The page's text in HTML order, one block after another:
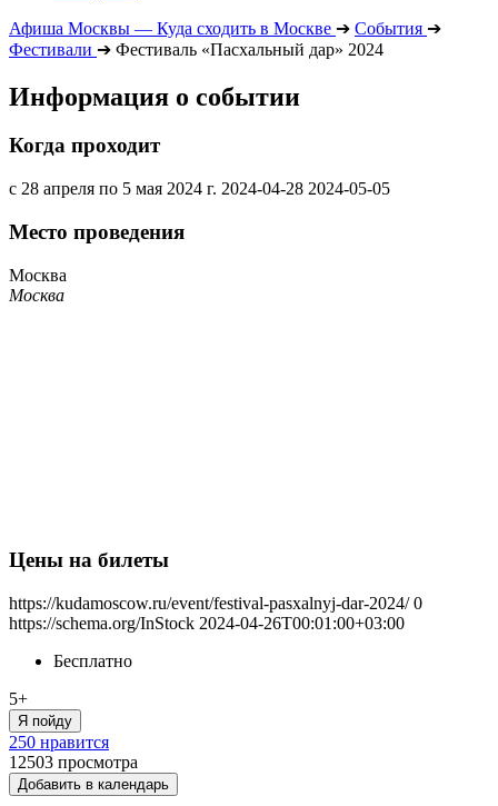
Афиша Москвы — Куда сходить в Москве ➔ События ➔
Фестивали ➔ Фестиваль «Пасхальный дар» 2024
Информация о событии
Когда проходит
с 28 апреля по 5 мая 2024 г. 2024-04-28 2024-05-05
Место проведения
Москва
Москва
Цены на билеты
https://kudamoscow.ru/event/festival-pasxalnyj-dar-2024/ 0
https://schema.org/InStock 2024-04-26T00:01:00+03:00
Бесплатно
5+
Я пойду
250 нравится
12503 просмотра
Добавить в календарь